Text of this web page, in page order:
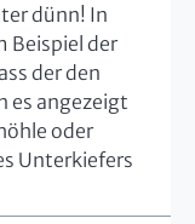
dünn! In
Beispiel der
der den
es angezeigt
oder
Unterkiefers